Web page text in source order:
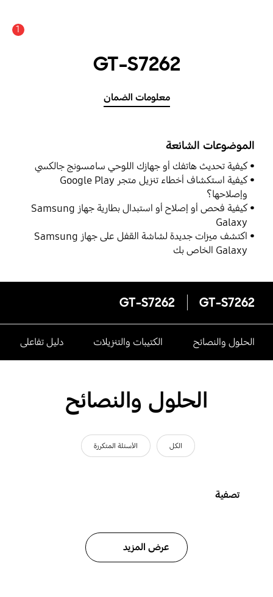
1
GT-S7262
معلومات الضمان
الموضوعات الشائعة
كيفية تحديث هاتفك أو جهازك اللوحي سامسونج جالكسي
كيفية استكشاف أخطاء تنزيل متجر Google Play
وإصلاحها؟
كيفية فحص أو إصلاح أو استبدال بطارية جهاز Samsung
Galaxy
اكتشف ميزات جديدة لشاشة القفل على جهاز Samsung
Galaxy الخاص بك
GT-S7262
GT-S7262
الحلول والنصائح الكتيبات والتنزيلات دليل تفاعلى
الحلول والنصائح
الكل الأسئلة المتكررة
تصفية
عرض المزيد